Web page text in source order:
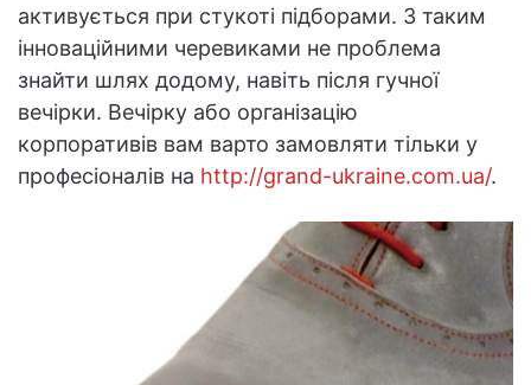
активується при стукоті підборами. З таким
інноваційними черевиками не проблема
знайти шлях додому, навіть після гучної
вечірки. Вечірку або організацію
корпоративів вам варто замовляти тільки у
професіоналів на http://grand-ukraine.com.ua/.